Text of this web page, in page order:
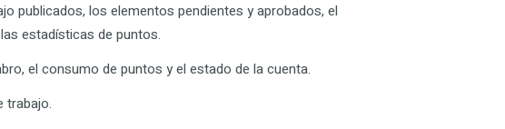
publicados, los elementos pendientes y aprobados, el
estadísticas de puntos.
el consumo de puntos y el estado de la cuenta.
trabajo.